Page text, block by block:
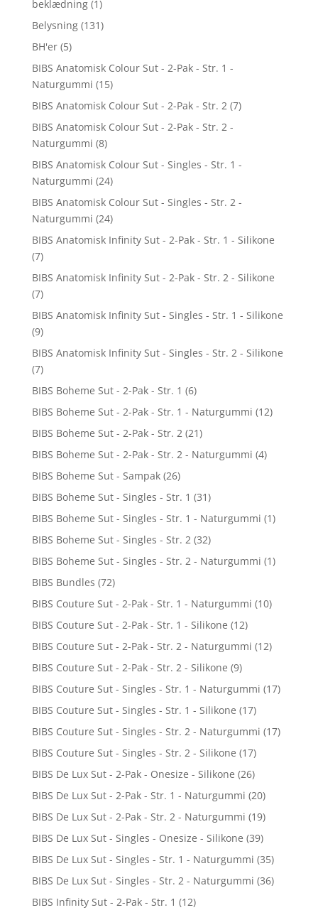
beklædning (1)
Belysning (131)
BH'er (5)
BIBS Anatomisk Colour Sut - 2-Pak - Str. 1 -
Naturgummi (15)
BIBS Anatomisk Colour Sut - 2-Pak - Str. 2 (7)
BIBS Anatomisk Colour Sut - 2-Pak - Str. 2 -
Naturgummi (8)
BIBS Anatomisk Colour Sut - Singles - Str. 1 -
Naturgummi (24)
BIBS Anatomisk Colour Sut - Singles - Str. 2 -
Naturgummi (24)
BIBS Anatomisk Infinity Sut - 2-Pak - Str. 1 - Silikone
(7)
BIBS Anatomisk Infinity Sut - 2-Pak - Str. 2 - Silikone
(7)
BIBS Anatomisk Infinity Sut - Singles - Str. 1 - Silikone
(9)
BIBS Anatomisk Infinity Sut - Singles - Str. 2 - Silikone
(7)
BIBS Boheme Sut - 2-Pak - Str. 1 (6)
BIBS Boheme Sut - 2-Pak - Str. 1 - Naturgummi (12)
BIBS Boheme Sut - 2-Pak - Str. 2 (21)
BIBS Boheme Sut - 2-Pak - Str. 2 - Naturgummi (4)
BIBS Boheme Sut - Sampak (26)
BIBS Boheme Sut - Singles - Str. 1 (31)
BIBS Boheme Sut - Singles - Str. 1 - Naturgummi (1)
BIBS Boheme Sut - Singles - Str. 2 (32)
BIBS Boheme Sut - Singles - Str. 2 - Naturgummi (1)
BIBS Bundles (72)
BIBS Couture Sut - 2-Pak - Str. 1 - Naturgummi (10)
BIBS Couture Sut - 2-Pak - Str. 1 - Silikone (12)
BIBS Couture Sut - 2-Pak - Str. 2 - Naturgummi (12)
BIBS Couture Sut - 2-Pak - Str. 2 - Silikone (9)
BIBS Couture Sut - Singles - Str. 1 - Naturgummi (17)
BIBS Couture Sut - Singles - Str. 1 - Silikone (17)
BIBS Couture Sut - Singles - Str. 2 - Naturgummi (17)
BIBS Couture Sut - Singles - Str. 2 - Silikone (17)
BIBS De Lux Sut - 2-Pak - Onesize - Silikone (26)
BIBS De Lux Sut - 2-Pak - Str. 1 - Naturgummi (20)
BIBS De Lux Sut - 2-Pak - Str. 2 - Naturgummi (19)
BIBS De Lux Sut - Singles - Onesize - Silikone (39)
BIBS De Lux Sut - Singles - Str. 1 - Naturgummi (35)
BIBS De Lux Sut - Singles - Str. 2 - Naturgummi (36)
BIBS Infinity Sut - 2-Pak - Str. 1 (12)